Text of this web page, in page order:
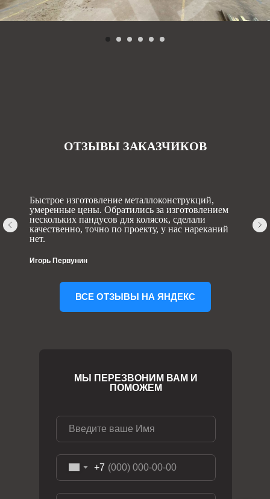
ОТЗЫВЫ ЗАКАЗЧИКОВ
Быстрое изготовление металлоконструкций,
умеренные цены. Обратились за изготовлением
нескольких пандусов для колясок, сделали
качественно, точно по проекту, у нас нареканий
нет.
Игорь Первунин
ВСЕ ОТЗЫВЫ НА ЯНДЕКС
+7
МЫ ПЕРЕЗВОНИМ ВАМ И
ПОМОЖЕМ